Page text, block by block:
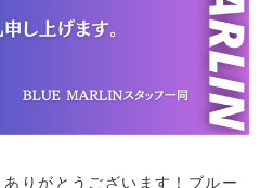
りがとうございます！ブルー